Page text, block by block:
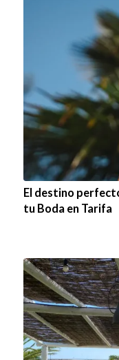
El destino
tu Boda en Tarifa